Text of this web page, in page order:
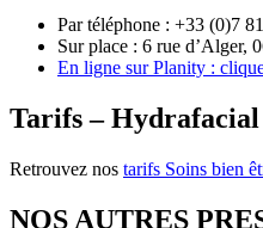
Par téléphone : +33 (0)7
Sur place : 6 rue d’Alger,
En ligne sur Planity :
Tarifs – Hydrafacial
Retrouvez nos tarifs Soins bien
NOS AUTRES